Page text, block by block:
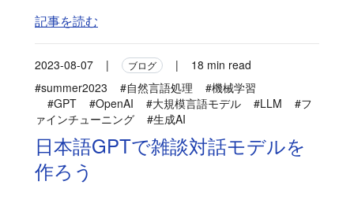
記事を読む
2023-08-07 | ブログ |
18 min read
#summer2023
#自然言語処理
#機械学習
#GPT
#OpenAI #大規模言語モデル #LLM
#フ
ァインチューニング
#生成AI
日本語GPTで雑談対話モデルを
作ろう